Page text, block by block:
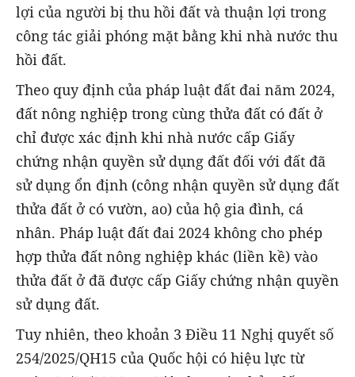
lợi của người bị thu hồi đất và thuận lợi trong
công tác giải phóng mặt bằng khi nhà nước thu
hồi đất.
Theo quy định của pháp luật đất đai năm 2024,
đất nông nghiệp trong cùng thửa đất có đất ở
chỉ được xác định khi nhà nước cấp Giấy
chứng nhận quyền sử dụng đất đối với đất đã
sử dụng ổn định (công nhận quyền sử dụng đất
thửa đất ở có vườn, ao) của hộ gia đình, cá
nhân. Pháp luật đất đai 2024 không cho phép
hợp thửa đất nông nghiệp khác (liền kề) vào
thửa đất ở đã được cấp Giấy chứng nhận quyền
sử dụng đất.
Tuy nhiên, theo khoản 3 Điều 11 Nghị quyết số
254/2025/QH15 của Quốc hội có hiệu lực từ